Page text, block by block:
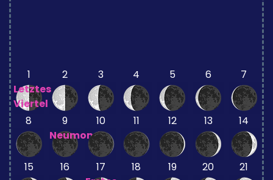
1
Letztes
Viertel
2 3 4 5 6 7
8
9
Neumond
10 11 12 13 14
15 16
17
18 19 20 21